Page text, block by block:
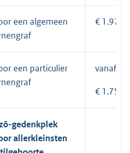
een algemeen
€ 1.975
een particulier
vanaf
€ 1.750
-gedenkplek
allerkleinsten